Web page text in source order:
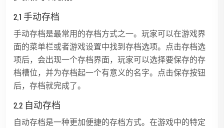
2.1 手动存档
手动存档是最常用的存档方式之一。玩家可以在游戏界
面的菜单栏或者游戏设置中找到存档选项。点击存档选
项后，会出现一个存档界面，玩家可以选择要保存的存
档槽位，并为存档起一个有意义的名字。点击保存按钮
后，存档就完成了。
2.2 自动存档
自动存档是一种更加便捷的存档方式。在游戏中的特定